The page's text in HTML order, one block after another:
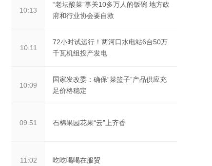
10:13
“老坛酸菜”事关10多万人的饭碗 地方政
府和行业协会要自救
10:11
72小时试运行！两河口水电站6台50万
千瓦机组投产发电
10:09
国家发改委：确保“菜篮子”产品供应充
足价格稳定
09:51 石棉果园花果“云”上齐香
11:02 吃吃喝喝在服贸